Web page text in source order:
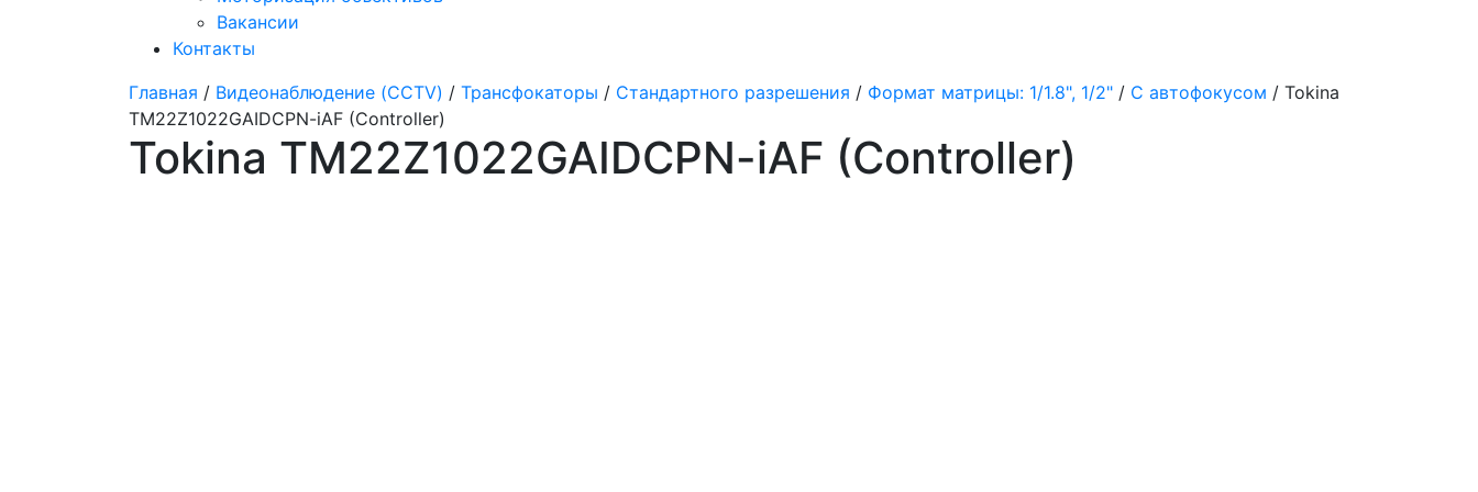
Вакансии
Контакты
Главная / Видеонаблюдение (CCTV) / Трансфокаторы / Стандартного разрешения / Формат матрицы: 1/1.8", 1/2" / С автофокусом / Tokina
TM22Z1022GAIDCPN-iAF (Controller)
Tokina TM22Z1022GAIDCPN-iAF (Controller)